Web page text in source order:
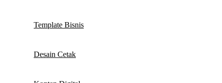
Template Bisnis
Desain Cetak